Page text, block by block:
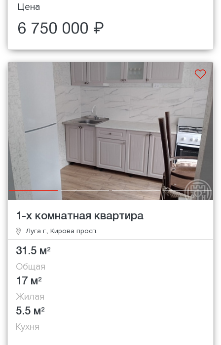
Цена
6 750 000 ₽
1-х комнатная квартира
Луга г., Кирова просп.
31.5 м2
Общая
17 м2
Жилая
5.5 м2
Кухня